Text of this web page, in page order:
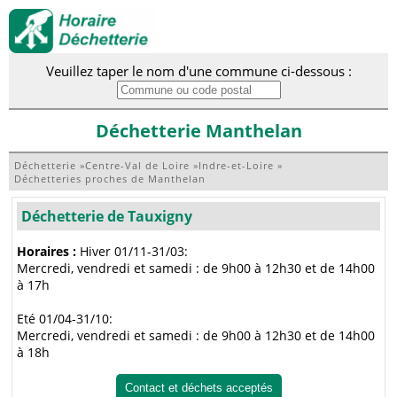
Veuillez taper le nom d'une commune ci-dessous :
Déchetterie Manthelan
Déchetterie »Centre-Val de Loire »Indre-et-Loire »
Déchetteries proches de Manthelan
Déchetterie de Tauxigny
Horaires : Hiver 01/11-31/03:
Mercredi, vendredi et samedi : de 9h00 à 12h30 et de 14h00
à 17h
Eté 01/04-31/10:
Mercredi, vendredi et samedi : de 9h00 à 12h30 et de 14h00
à 18h
Contact et déchets acceptés